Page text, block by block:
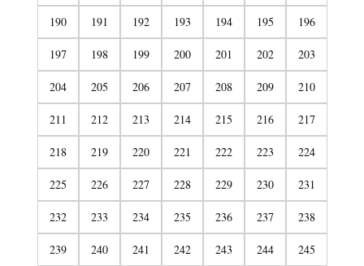
190 191 192 193 194 195 196
197 198 199 200 201 202 203
204 205 206 207 208 209 210
211 212 213 214 215 216 217
218 219 220 221 222 223 224
225 226 227 228 229 230 231
232 233 234 235 236 237 238
239 240 241 242 243 244 245